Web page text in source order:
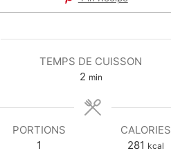
TEMPS DE CUISSON
2minutes
min
PORTIONS
1
CALORIES
281 kcal